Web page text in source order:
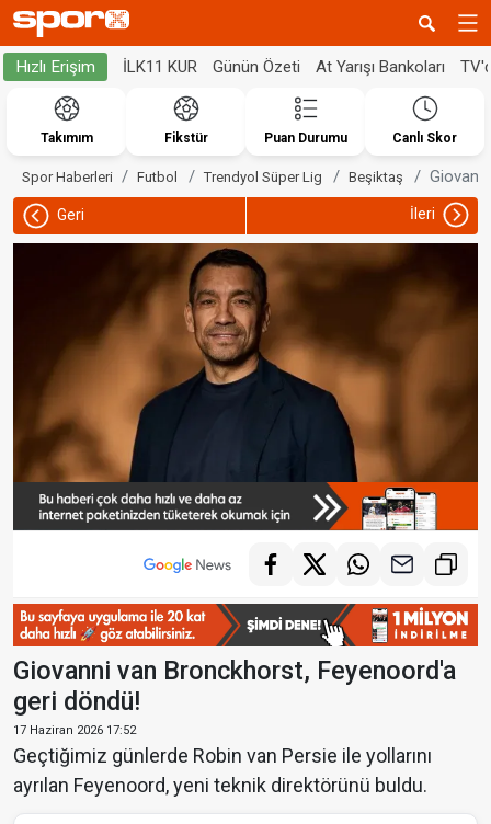
Hızlı Erişim İLK11 KUR Günün Özeti At Yarışı Bankoları
Takımım Fikstür Puan Durumu Canlı Skor
Spor Haberleri Futbol Trendyol Süper Lig Beşiktaş
Geri İleri
Giovanni van Bronckhorst, Feyenoord'a
geri döndü!
17 Haziran 2026 17:52
Geçtiğimiz günlerde Robin van Persie ile yollarını
ayrılan Feyenoord, yeni teknik direktörünü buldu.